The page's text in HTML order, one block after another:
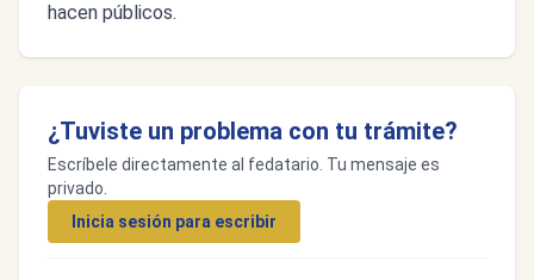
hacen públicos.
¿Tuviste un problema con tu trámite?
Escríbele directamente al fedatario. Tu mensaje es
privado.
Inicia sesión para escribir